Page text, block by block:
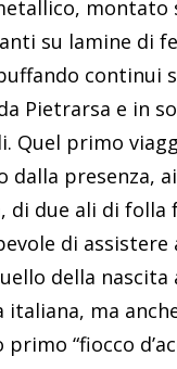
montato
su lamine di
continui
Pietrarsa e in
Quel primo
dalla presenza,
di due ali di folla
di
della nascita
ma
“fiocco